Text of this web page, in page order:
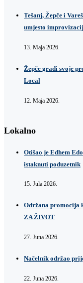
Tešanj, Žepče i
umjesto
13. Maja 2026.
Žepče gradi svoje
Local
12. Maja 2026.
Lokalno
Otišao je Edhem
istaknuti poduzetnik
15. Jula 2026.
Održana promocija
ZA ŽIVOT
27. Juna 2026.
Načelnik održao
22. Juna 2026.